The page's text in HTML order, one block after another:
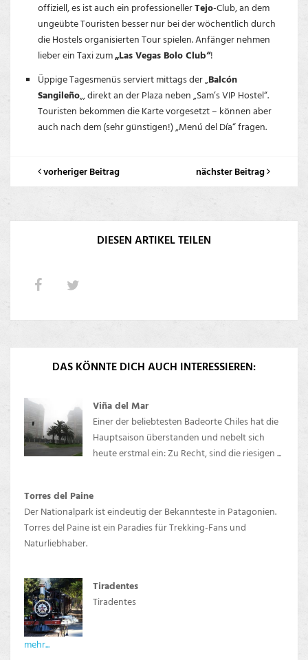
offiziell, es ist auch ein professionellerTejo-Club, an dem
ungeübte Touristen besser nur bei der wöchentlich durch
die Hostels organisierten Tour spielen. Anfänger nehmen
lieber ein Taxi zum„Las Vegas Bolo Club“!
Üppige Tagesmenüs serviert mittags der „Balcón
Sangileño„, direkt an der Plaza neben „Sam’s VIP Hostel“.
Touristen bekommen die Karte vorgesetzt – können aber
auch nach dem (sehr günstigen!) „Menú del Día“ fragen.
vorheriger Beitrag nächster Beitrag
DIESEN ARTIKEL TEILEN
DAS KÖNNTE DICH AUCH INTERESSIEREN:
Viña del Mar
Einer der beliebtesten Badeorte Chiles hat die
Hauptsaison überstanden und nebelt sich
heute erstmal ein: Zu Recht, sind die riesigen ...
Torres del Paine
Der Nationalpark ist eindeutig der Bekannteste in Patagonien.
Torres del Paine ist ein Paradies für Trekking-Fans und
Naturliebhaber.
Tiradentes
Tiradentes
mehr...